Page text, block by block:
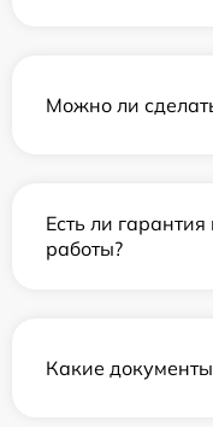
Можно ли
Есть ли
работы?
Какие